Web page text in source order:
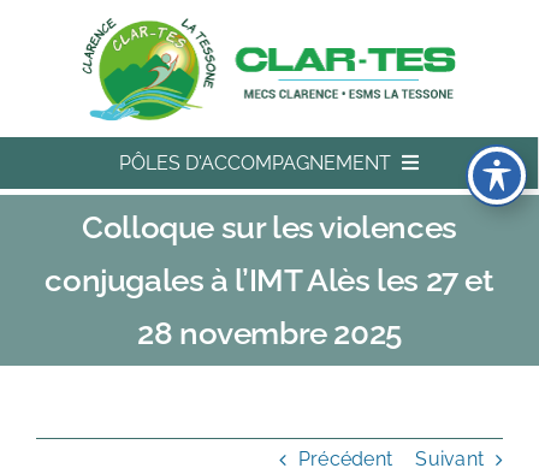
PÔLES D'ACCOMPAGNEMENT
L’ASSOCIATION
PÔLE ÉDUCATION
Colloque sur les violences
conjugales à l’IMT Alès les 27 et
28 novembre 2025
Précédent Suivant